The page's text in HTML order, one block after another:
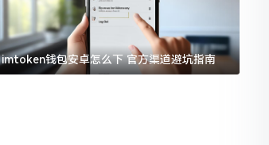
imtoken钱包安卓怎么下 官方渠道避坑指南